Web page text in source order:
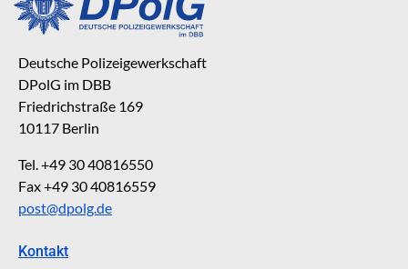
Deutsche Polizeigewerkschaft
DPolG im DBB
Friedrichstraße 169
10117 Berlin
Tel. +49 30 40816550
Fax +49 30 40816559
post@dpolg.de
Kontakt